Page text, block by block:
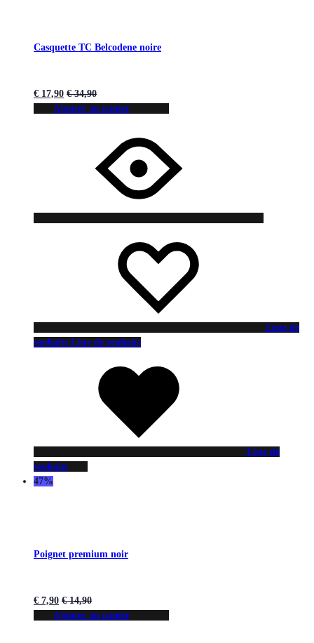
Casquette TC Belcodene noire
€ 17,90 €34,90
Ajouter au panier
Liste de
souhaits Liste de souhaits
Liste de
souhaits
47%
Poignet premium noir
€ 7,90 €14,90
Ajouter au panier